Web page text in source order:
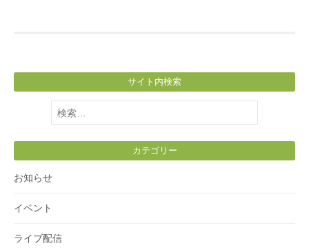
サイト内検索
検
索:
カテゴリー
お知らせ
イベント
ライブ配信